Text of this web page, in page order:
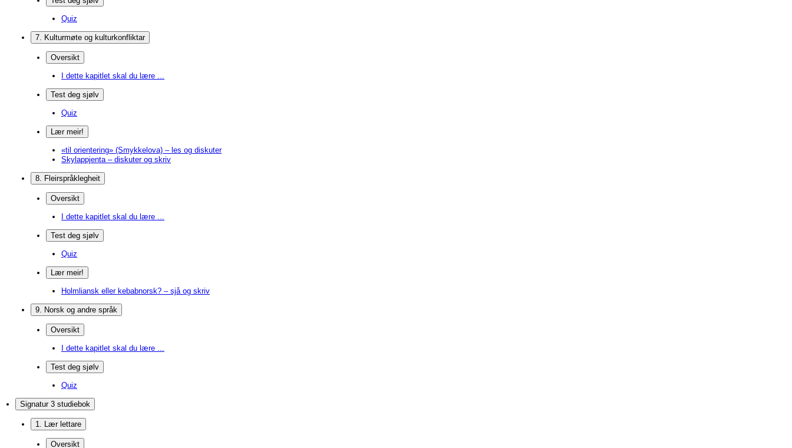
Quiz
7. Kulturmøte og kulturkonfliktar
Oversikt
I dette kapitlet skal du lære ...
Test deg sjølv
Quiz
Lær meir!
«til orientering» (Smykkelova) – les og diskuter
Skylappjenta – diskuter og skriv
8. Fleirspråklegheit
Oversikt
I dette kapitlet skal du lære ...
Test deg sjølv
Quiz
Lær meir!
Holmliansk eller kebabnorsk? – sjå og skriv
9. Norsk og andre språk
Oversikt
I dette kapitlet skal du lære ...
Test deg sjølv
Quiz
Signatur 3 studiebok
1. Lær lettare
Oversikt